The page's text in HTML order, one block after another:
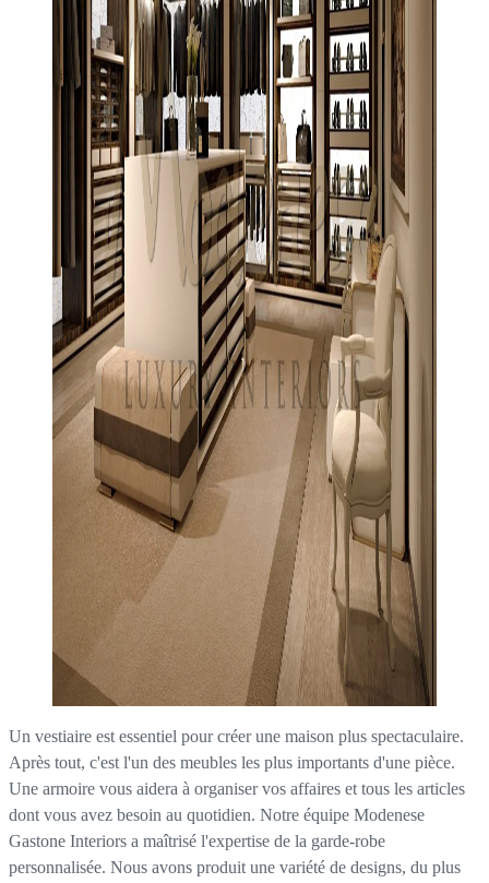
Un vestiaire est essentiel pour créer une maison plus spectaculaire.
Après tout, c'est l'un des meubles les plus importants d'une pièce.
Une armoire vous aidera à organiser vos affaires et tous les articles
dont vous avez besoin au quotidien. Notre équipe Modenese
Gastone Interiors a maîtrisé l'expertise de la garde-robe
personnalisée. Nous avons produit une variété de designs, du plus